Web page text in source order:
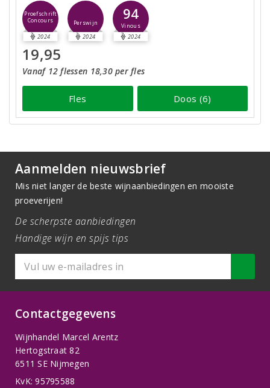
Proefschrift
Concours
2024
Perswijn
2024
94
Vinous
2024
19,95
Vanaf 12 flessen 18,30 per fles
Fles Doos (6)
Aanmelden nieuwsbrief
Mis niet langer de beste wijnaanbiedingen en mooiste
proeverijen!
De scherpste aanbiedingen
Handige wijn en spijs tips
Contactgegevens
Wijnhandel Marcel Arentz
Hertogstraat 82
6511 SE Nijmegen
KvK: 95795588